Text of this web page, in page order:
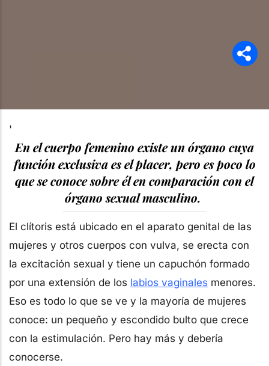
'
En el cuerpo femenino existe un órgano cuya
función exclusiva es el placer, pero es poco lo
que se conoce sobre él en comparación con el
órgano sexual masculino.
El clítoris está ubicado en el aparato genital de las
mujeres y otros cuerpos con vulva, se erecta con
la excitación sexual y tiene un capuchón formado
por una extensión de los labios vaginales menores.
Eso es todo lo que se ve y la mayoría de mujeres
conoce: un pequeño y escondido bulto que crece
con la estimulación. Pero hay más y debería
conocerse.